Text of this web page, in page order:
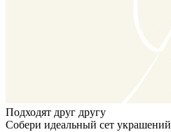
Подходят друг другу
Собери идеальный сет украшений